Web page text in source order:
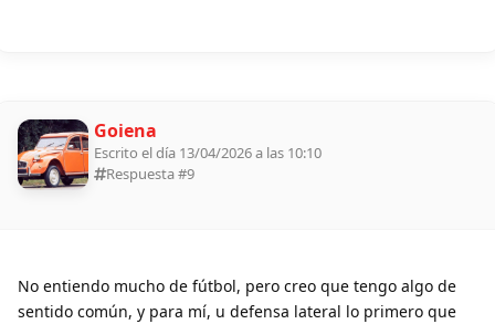
Goiena
Escrito el día 13/04/2026 a las 10:10
Respuesta #9
No entiendo mucho de fútbol, pero creo que tengo algo de
sentido común, y para mí, u defensa lateral lo primero que